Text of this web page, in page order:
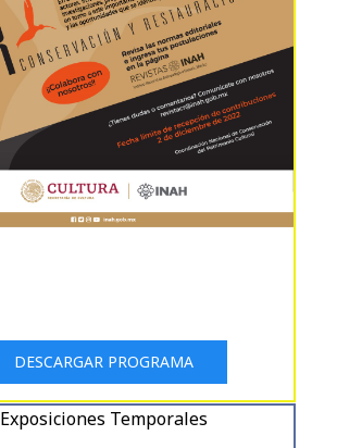
DESCARGAR PROGRAMA
Exposiciones Temporales